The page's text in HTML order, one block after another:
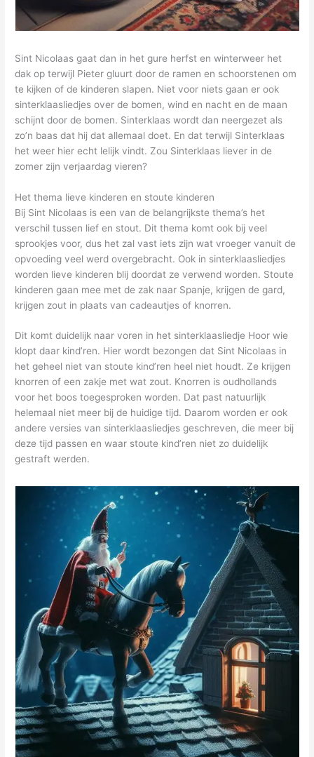
Sint Nicolaas gaat dan in het gure herfst en winterweer het
dak op terwijl Pieter gluurt door de ramen en schoorstenen om
te kijken of de kinderen slapen. Niet voor niets gaan er ook
sinterklaasliedjes over de bomen, wind en nacht en de maan
schijnt door de bomen. Sinterklaas wordt dan neergezet als
zo’n baas dat hij dat allemaal doet. En dat terwijl Sinterklaas
het weer hier echt lelijk vindt. Zou Sinterklaas liever in de
zomer zijn verjaardag vieren?
Het thema lieve kinderen en stoute kinderen
Bij Sint Nicolaas is een van de belangrijkste thema’s het
verschil tussen lief en stout. Dit thema komt ook bij veel
sprookjes voor, dus het zal vast iets zijn wat vroeger vanuit de
opvoeding veel werd overgebracht. Ook in sinterklaasliedjes
worden lieve kinderen blij doordat ze verwend worden. Stoute
kinderen gaan mee met de zak naar Spanje, krijgen de gard,
krijgen zout in plaats van cadeautjes of knorren.
Dit komt duidelijk naar voren in het sinterklaasliedje Hoor wie
klopt daar kind’ren. Hier wordt bezongen dat Sint Nicolaas in
het geheel niet van stoute kind’ren heel niet houdt. Ze krijgen
knorren of een zakje met wat zout. Knorren is oudhollands
voor het boos toegesproken worden. Dat past natuurlijk
helemaal niet meer bij de huidige tijd. Daarom worden er ook
andere versies van sinterklaasliedjes geschreven, die meer bij
deze tijd passen en waar stoute kind’ren niet zo duidelijk
gestraft werden.